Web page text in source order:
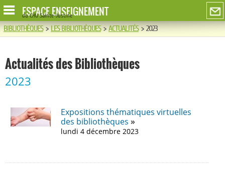
ESPACE ENSEIGNEMENT
du CHU Sainte-Justine
BIBLIOTHÈQUES>LES BIBLIOTHÈQUES>ACTUALITÉS>2023
Actualités des Bibliothèques
2023
Expositions thématiques virtuelles
des bibliothèques
lundi 4 décembre 2023